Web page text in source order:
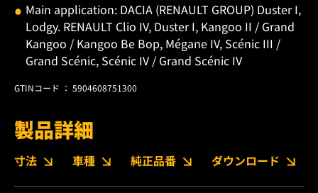
Main application: DACIA (RENAULT GROUP) Duster I,
Lodgy. RENAULT Clio IV, Duster I, Kangoo II / Grand
Kangoo / Kangoo Be Bop, Mégane IV, Scénic III /
Grand Scénic, Scénic IV / Grand Scénic IV
GTINコード ： 5904608751300
製品詳細
寸法 車種 純正品番 ダウンロード